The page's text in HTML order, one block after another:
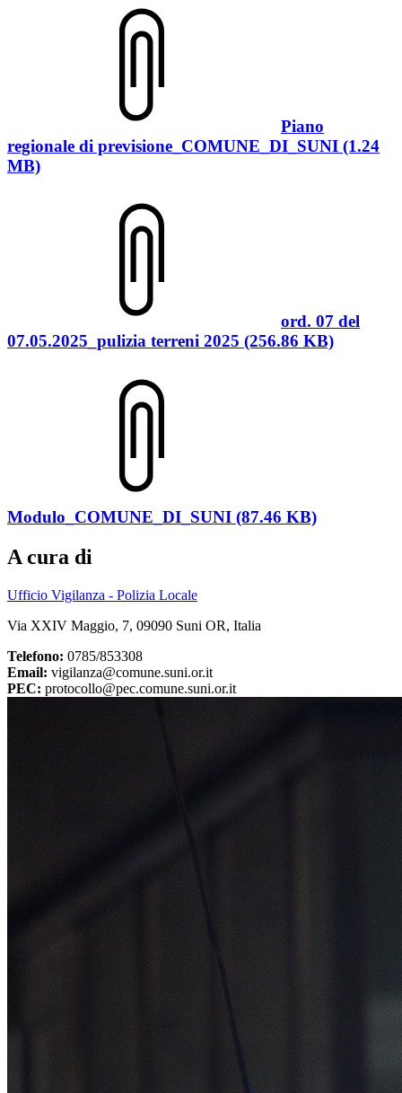
Piano
regionale di previsione_COMUNE_DI_SUNI (1.24
MB)
ord. 07 del
07.05.2025_pulizia terreni 2025 (256.86 KB)
Modulo_COMUNE_DI_SUNI (87.46 KB)
A cura di
Ufficio Vigilanza - Polizia Locale
Via XXIV Maggio, 7, 09090 Suni OR, Italia
Telefono: 0785/853308
Email: vigilanza@comune.suni.or.it
PEC: protocollo@pec.comune.suni.or.it